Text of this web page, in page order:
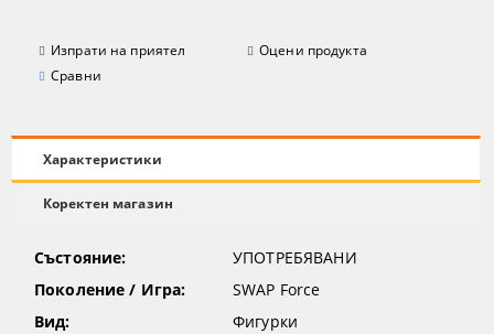
Изпрати на приятел
Оцени продукта
Сравни
Характеристики
Коректен магазин
Състояние:
УПОТРЕБЯВАНИ
Поколение / Игра:
SWAP Force
Вид:
Фигурки